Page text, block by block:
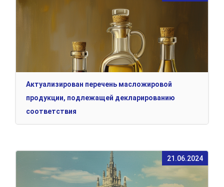
Актуализирован перечень масложировой
продукции, подлежащей декларированию
соответствия
21.06.2024